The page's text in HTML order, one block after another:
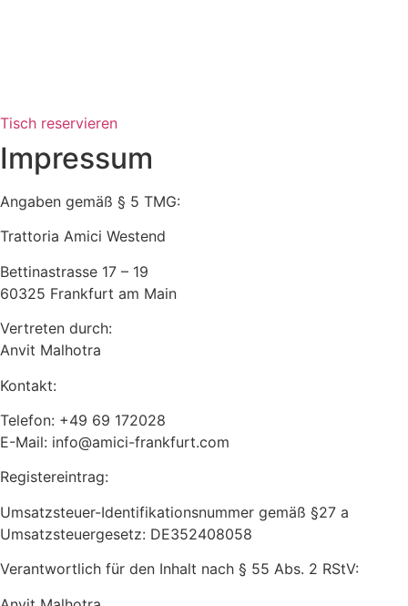
Tisch reservieren
Impressum
Angaben gemäß § 5 TMG:
Trattoria Amici Westend
Bettinastrasse 17 – 19
60325 Frankfurt am Main
Vertreten durch:
Anvit Malhotra
Kontakt:
Telefon: +49 69 172028
E-Mail: info@amici-frankfurt.com
Registereintrag:
Umsatzsteuer-Identifikationsnummer gemäß §27 a
Umsatzsteuergesetz: DE352408058
Verantwortlich für den Inhalt nach § 55 Abs. 2 RStV: